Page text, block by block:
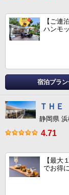
【ご連
ハンモ
宿泊プラ
ＴＨ
静岡県
4.71
【最大
でお得